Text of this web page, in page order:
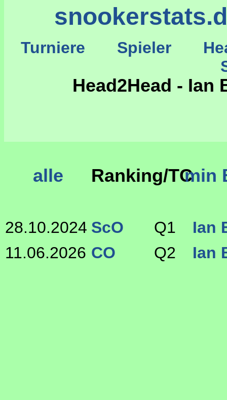
Turniere Spieler
Head2Head -
alle Ranking/TCmin
28.10.2024 ScO Q1
Ian
11.06.2026 CO Q2 Ian